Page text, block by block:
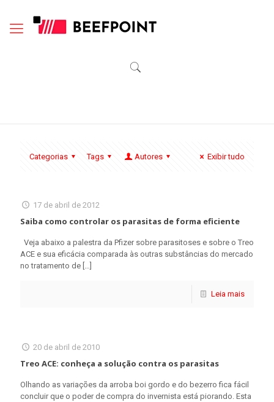
Categorias Tags Autores Exibir tudo
17 de abril de 2012
Saiba como controlar os parasitas de forma eficiente
Veja abaixo a palestra da Pfizer sobre parasitoses e sobre o Treo
ACE e sua eficácia comparada às outras substâncias do mercado
no tratamento de […]
Leia mais
20 de abril de 2010
Treo ACE: conheça a solução contra os parasitas
Olhando as variações da arroba boi gordo e do bezerro fica fácil
concluir que o poder de compra do invernista está piorando. Esta